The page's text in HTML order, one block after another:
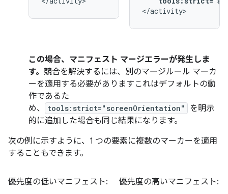
</activity>
この場合、マニフェスト マージエラーが発生しま
す。 競合を解決するには、別のマージルール マーカ
ーを適用する必要がありますこれはデフォルトの動
作であるた
め、
tools:strict="screenOrientation"
を明示
的に追加した場合も同じ結果になります。
次の例に示すように、1 つの要素に複数のマーカーを適用
することもできます。
優先度の低いマニフェスト: 優先度の高いマニフェスト: